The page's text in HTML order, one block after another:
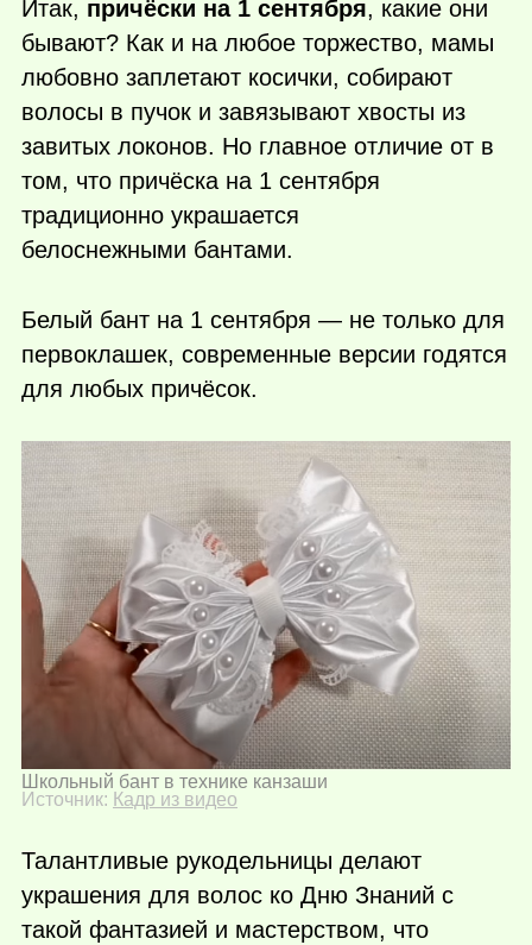
Итак, причёски на 1 сентября, какие они
бывают? Как и на любое торжество, мамы
любовно заплетают косички, собирают
волосы в пучок и завязывают хвосты из
завитых локонов. Но главное отличие от в
том, что причёска на 1 сентября
традиционно украшается
белоснежными бантами.
Белый бант на 1 сентября — не только для
первоклашек, современные версии годятся
для любых причёсок.
Школьный бант в технике канзаши
Источник: Кадр из видео
Талантливые рукодельницы делают
украшения для волос ко Дню Знаний с
такой фантазией и мастерством, что